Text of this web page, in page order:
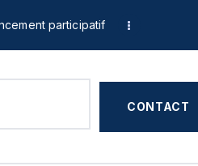
participatif
CONTACT